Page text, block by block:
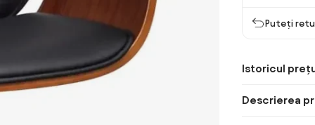
Puteți
Istoricul
Descrierea